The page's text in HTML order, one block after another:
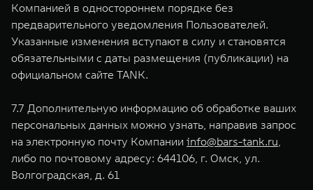
Компанией в одностороннем порядке без
предварительного уведомления Пользователей.
Указанные изменения вступают в силу и становятся
обязательными с даты размещения (публикации) на
официальном сайте TANK.
7.7 Дополнительную информацию об обработке ваших
персональных данных можно узнать, направив запрос
на электронную почту Компании info@bars-tank.ru,
либо по почтовому адресу: 644106, г. Омск, ул.
Волгоградская, д. 61